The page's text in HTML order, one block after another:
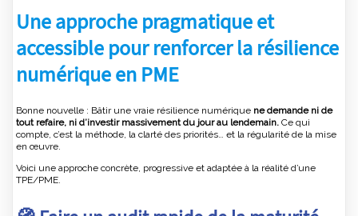
Une approche pragmatique et
accessible pour renforcer la résilience
numérique en PME
Bonne nouvelle : Bâtir une vraie résilience numérique ne demande ni de
tout refaire, ni d’investir massivement du jour au lendemain. Ce qui
compte, c’est la méthode, la clarté des priorités… et la régularité de la mise
en œuvre.
Voici une approche concrète, progressive et adaptée à la réalité d’une
TPE/PME.